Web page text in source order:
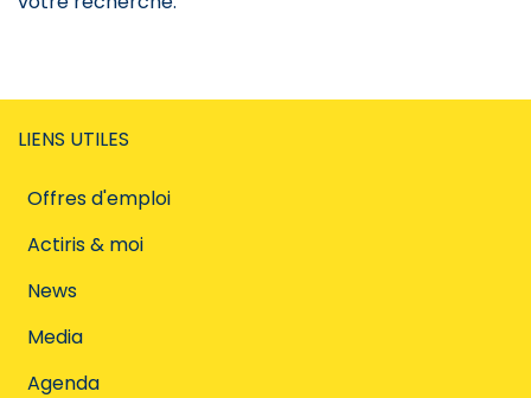
LIENS UTILES
Offres d'emploi
Actiris & moi
News
Media
Agenda